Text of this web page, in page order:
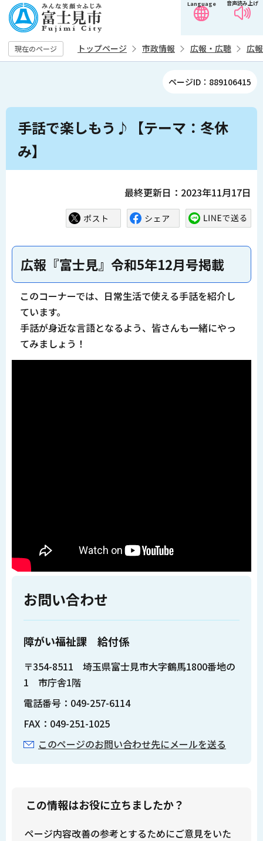
の
ペ
ー
音声読み上げ
Language
現在のページ トップページ 市政情報 広報・広聴 広報
ページID：889106415
本
か
手話で楽しもう♪【テーマ：冬休
み】
最終更新日：2023年11月17日
広報『富士見』令和5年12月号掲載
このコーナーでは、日常生活で使える手話を紹介し
ています。
手話が身近な言語となるよう、皆さんも一緒にやっ
てみましょう！
お問い合わせ
障がい福祉課 給付係
〒354-8511 埼玉県富士見市大字鶴馬1800番地の
1 市庁舎1階
電話番号：049-257-6114
FAX：049-251-1025
このページのお問い合わせ先にメールを送る
この情報はお役に立ちましたか？
ページ内容改善の参考とするためにご意見をいた